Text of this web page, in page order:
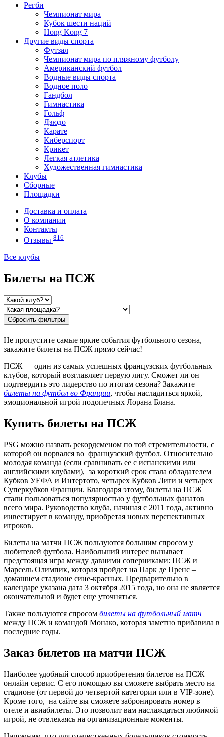
Регби
Чемпионат мира
Кубок шести наций
Hong Kong 7
Другие виды спорта
Футзал
Чемпионат мира по пляжному футболу
Американский футбол
Водные виды спорта
Водное поло
Гандбол
Гимнастика
Гольф
Дзюдо
Карате
Киберспорт
Крикет
Легкая атлетика
Художественная гимнастика
Клубы
Сборные
Площадки
Доставка и оплата
О компании
Контакты
Отзывы 816
Все клубы
Билеты на ПСЖ
Сбросить фильтры
Не пропустите самые яркие события футбольного сезона,
закажите билеты на ПСЖ прямо сейчас!
ПСЖ — один из самых успешных французских футбольных
клубов, который возглавляет первую лигу. Сможет ли он
подтвердить это лидерство по итогам сезона? Закажите
билеты на футбол во Франции, чтобы насладиться яркой,
эмоциональной игрой подопечных Лорана Блана.
Купить билеты на ПСЖ
PSG можно назвать рекордсменом по той стремительности, с
которой он ворвался во французский футбол. Относительно
молодая команда (если сравнивать ее с испанскими или
английскими клубами), за короткий срок стала обладателем
Кубков УЕФА и Интертото, четырех Кубков Лиги и четырех
Суперкубков Франции. Благодаря этому, билеты на ПСЖ
стали пользоваться популярностью у футбольных фанатов
всего мира. Руководство клуба, начиная с 2011 года, активно
инвестирует в команду, приобретая новых перспективных
игроков.
Билеты на матчи ПСЖ пользуются большим спросом у
любителей футбола. Наибольший интерес вызывает
предстоящая игра между давними соперниками: ПСЖ и
Марсель Олимпик, которая пройдет на Парк де Пренс –
домашнем стадионе сине-красных. Предварительно в
календаре указана дата 3 октября 2015 года, но она не является
окончательной и будет еще уточняться.
Также пользуются спросом билеты на футбольный матч
между ПСЖ и командой Монако, которая заметно прибавила в
последние годы.
Заказ билетов на матчи ПСЖ
Наиболее удобный способ приобретения билетов на ПСЖ —
онлайн сервис. С его помощью вы сможете выбрать место на
стадионе (от первой до четвертой категории или в VIP-зоне).
Кроме того, на сайте вы сможете забронировать номер в
отеле и авиабилеты. Это позволит вам наслаждаться любимой
игрой, не отвлекаясь на организационные моменты.